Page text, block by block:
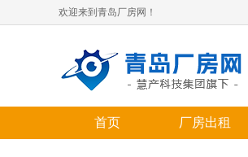
欢迎来到青岛厂房网！
首页 厂房出租